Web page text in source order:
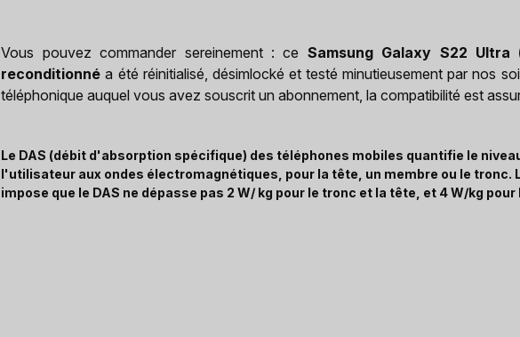
Vous pouvez commander sereinement : ce Samsung Galaxy S22
reconditionné a été réinitialisé, désimlocké et testé minutieusement par nos
téléphonique auquel vous avez souscrit un abonnement, la compatibilité est
Le DAS (débit d'absorption spécifique) des téléphones mobiles quantifie le
l'utilisateur aux ondes électromagnétiques, pour la tête, un membre ou le tronc.
impose que le DAS ne dépasse pas 2 W/ kg pour le tronc et la tête, et 4 W/kg